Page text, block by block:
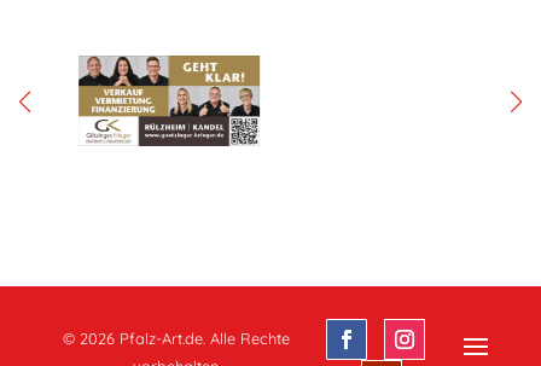
© 2026 Pfalz-Art.de. Alle Rechte